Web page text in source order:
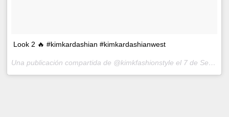
Look 2 🔥 #kimkardashian #kimkardashianwest
Una publicación compartida de @kimkfashionstyle el 7 de Sep de 2017 a la(s) 7:19 PDT